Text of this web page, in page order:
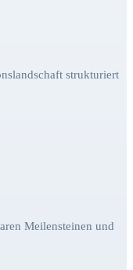
strukturiert
Meilensteinen und